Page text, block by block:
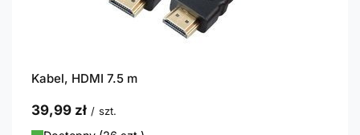
Kabel, HDMI 7.5 m
39,99 zł / szt.